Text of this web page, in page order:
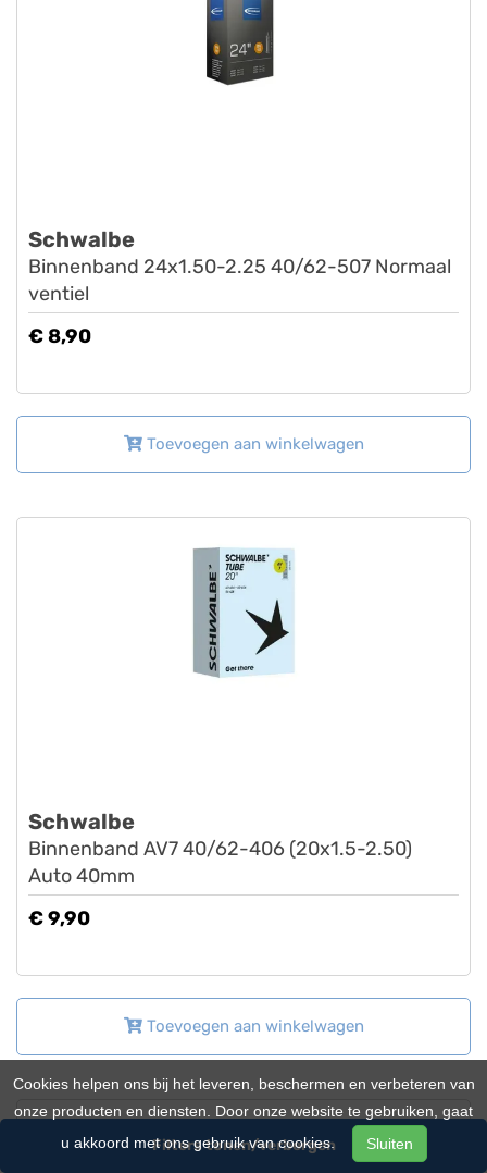
Filters tonen/verbergen
Schwalbe
Binnenband 24x1.50-2.25 40/62-507 Normaal
ventiel
€ 8,90
Toevoegen aan winkelwagen
Schwalbe
Binnenband AV7 40/62-406 (20x1.5-2.50)
Auto 40mm
€ 9,90
Toevoegen aan winkelwagen
Cookies helpen ons bij het leveren, beschermen en verbeteren van
onze producten en diensten. Door onze website te gebruiken, gaat
u akkoord met ons gebruik van cookies.
Sluiten